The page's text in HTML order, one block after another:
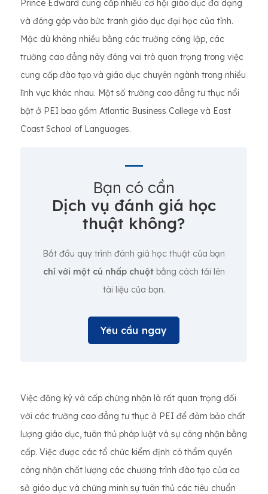
Prince Edward cung cấp nhiều cơ hội giáo dục đa dạng
và đóng góp vào bức tranh giáo dục đại học của tỉnh.
Mặc dù không nhiều bằng các trường công lập, các
trường cao đẳng này đóng vai trò quan trọng trong việc
cung cấp đào tạo và giáo dục chuyên ngành trong nhiều
lĩnh vực khác nhau. Một số trường cao đẳng tư thục nổi
bật ở PEI bao gồm Atlantic Business College và East
Coast School of Languages.
Bạn có cần
Dịch vụ đánh giá học
thuật không?
Bắt đầu quy trình đánh giá học thuật của bạn
chỉ với một cú nhấp chuộtbằng cách tải lên
tài liệu của bạn.
Yêu cầu ngay
Việc đăng ký và cấp chứng nhận là rất quan trọng đối
với các trường cao đẳng tư thục ở PEI để đảm bảo chất
lượng giáo dục, tuân thủ pháp luật và sự công nhận bằng
cấp. Việc được các tổ chức kiểm định có thẩm quyền
công nhận chất lượng các chương trình đào tạo của cơ
sở giáo dục và chứng minh sự tuân thủ các tiêu chuẩn